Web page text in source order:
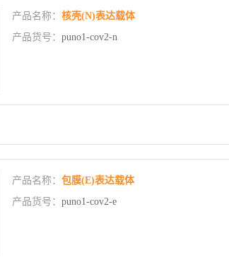
产品名称： 核壳(N)表达载体
产品货号： puno1-cov2-n
产品名称： 包膜(E)表达载体
产品货号： puno1-cov2-e